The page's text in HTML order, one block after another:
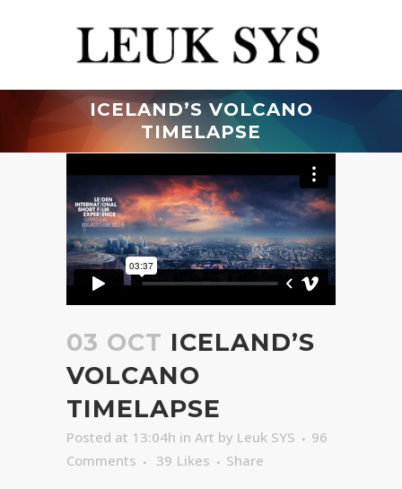
ICELAND’S VOLCANO
TIMELAPSE
03 OCT ICELAND’S
VOLCANO
TIMELAPSE
Posted at 13:04h in Art by Leuk SYS
96
Comments
39 Likes Share